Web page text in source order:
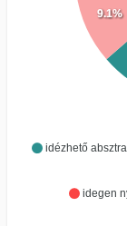
idézhető
idegen
9.1%